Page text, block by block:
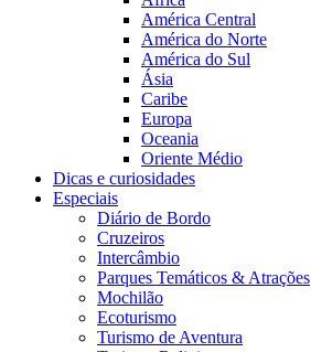
América Central
América do Norte
América do Sul
Ásia
Caribe
Europa
Oceania
Oriente Médio
Dicas e curiosidades
Especiais
Diário de Bordo
Cruzeiros
Intercâmbio
Parques Temáticos & Atrações
Mochilão
Ecoturismo
Turismo de Aventura